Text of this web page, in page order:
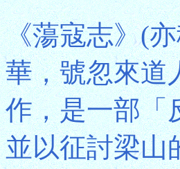
《蕩寇志》(
華，號忽來道
作，是一部「
並以征討梁山